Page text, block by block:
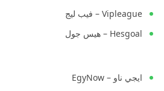
Vipleague – فيب ليج
Hesgoal – هيس جول
ايجي ناو – EgyNow